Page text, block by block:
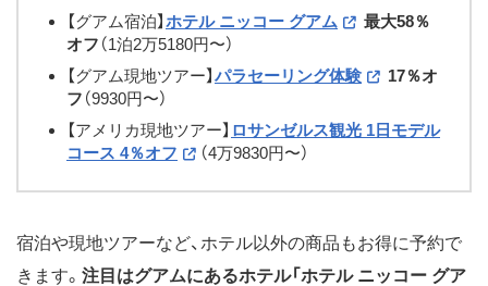
【グアム宿泊】 ホテル ニッコー グアム
最大58％
オフ （1泊2万5180円〜）
【グアム現地ツアー】 パラセーリング体験
17％オ
フ （9930円〜）
【アメリカ現地ツアー】 ロサンゼルス観光 1日モデル
コース 4％オフ （4万9830円〜）
宿泊や現地ツアーなど、ホテル以外の商品もお得に予約で
きます。 注目はグアムにあるホテル「ホテル ニッコー グア